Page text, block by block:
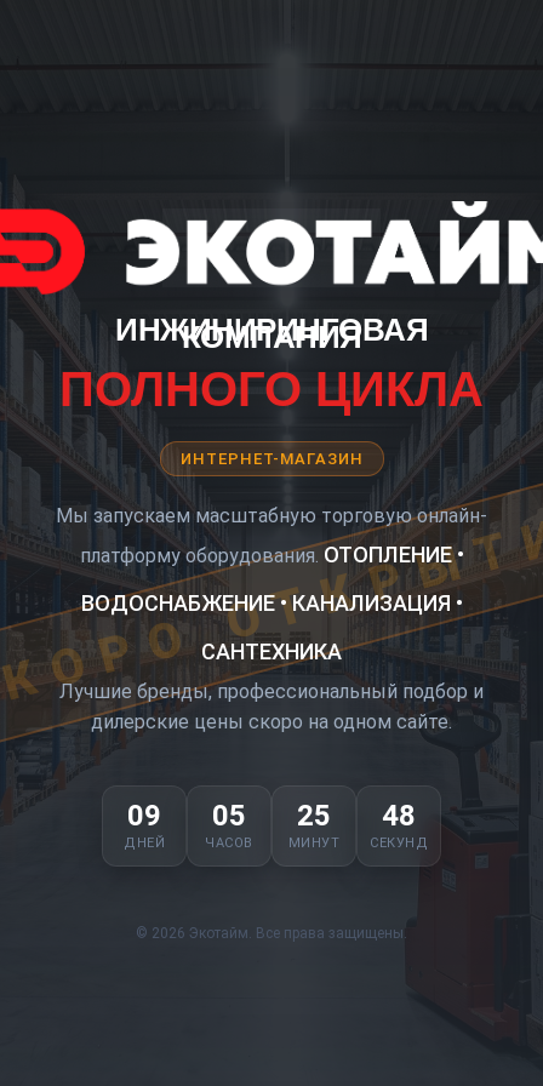
ИНЖИНИРИНГОВАЯ
КОМПАНИЯ
ПОЛНОГО ЦИКЛА
ИНТЕРНЕТ-МАГАЗИН
Мы запускаем масштабную торговую онлайн-
платформу оборудования. ОТОПЛЕНИЕ •
ВОДОСНАБЖЕНИЕ • КАНАЛИЗАЦИЯ •
САНТЕХНИКА
Лучшие бренды, профессиональный подбор и
дилерские цены скоро на одном сайте.
09
ДНЕЙ
05
ЧАСОВ
25
МИНУТ
47
СЕКУНД
© 2026 Экотайм. Все права защищены.